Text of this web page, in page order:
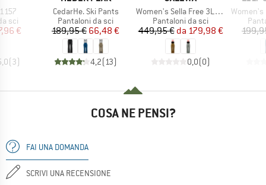
sci
ridotto
€
(3)
Articolo
CedarHe. Ski Pants
Gruppo di prodotti
Pantaloni da sci
Prezzo
189,95 €Prezzo ridotto
66,48 €
4,2(13)
Articolo
Women's Sella Free 3L PTX Pants
Gruppo di prodotti
Pantaloni da sci
Prezzo
449,95 € Prezzo ridotto
da 179,98 €
0,0(0)
Articolo
Women's
COSA NE PENSI?
FAI UNA DOMANDA
SCRIVI UNA RECENSIONE